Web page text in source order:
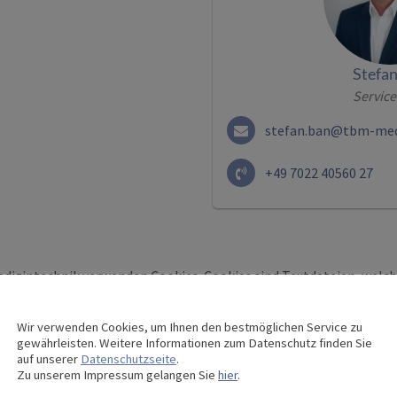
stefan.ban@tbm-
+49 7022 40560 27
verwenden Cookies. Cookies sind Textdateien,
und gespeichert werden.
verwenden Cookies. Viele Cookies enthalten eine
Cookies. Sie besteht aus einer Zeichenfolge, durch welche
werden können, in dem das Cookie gespeichert wurde.
Wir verwenden Cookies, um Ihnen den bestmöglichen Service zu
gewährleisten. Weitere Informationen zum Datenschutz finden Sie
auf unserer Datenschutzseite.
Zu unserem Impressum gelangen Sie hier.